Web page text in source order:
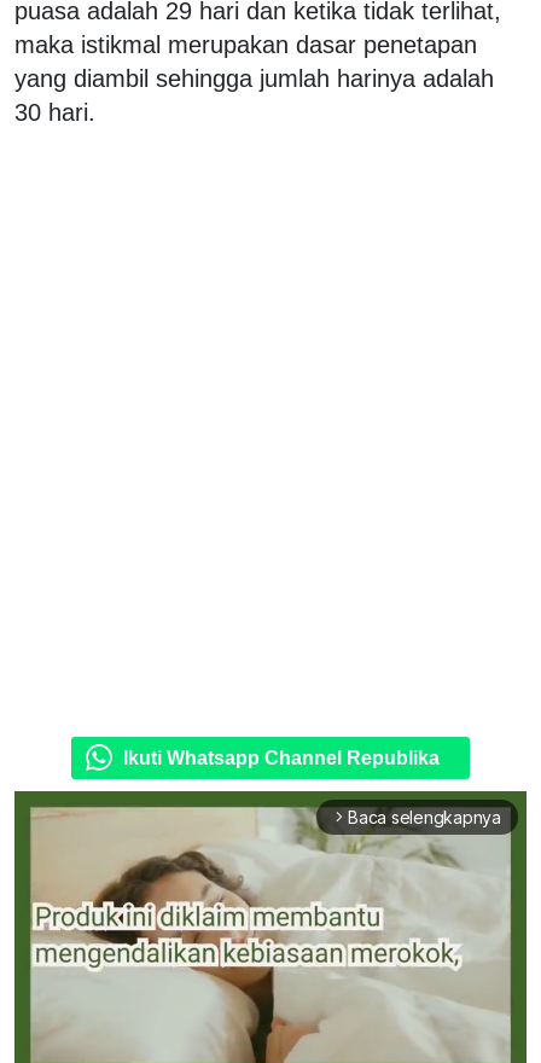
puasa adalah 29 hari dan ketika tidak terlihat,
maka istikmal merupakan dasar penetapan
yang diambil sehingga jumlah harinya adalah
30 hari.
Ikuti Whatsapp Channel Republika
arrow_forward_ios Baca selengkapnya